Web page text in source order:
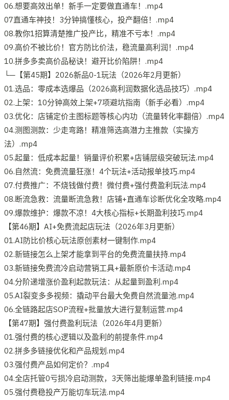
06.想要高效出单！新手一定要做直通车！.mp4
07直通车神技！3分钟搞懂核心，投产翻倍！.mp4
08.教你1招算清楚推广投产比，精准不亏本！.mp4
09.高价不被比价！官方防比价法，稳流量高利润！.mp4
10.拼多多卖高价品秘诀！避开比价陷阱！.mp4
└─【第45期】2026新品0-1玩法（2026年2月更新）
01.选品：零成本选爆品（2026高利润数据化选品技巧）.mp4
02.上架：10分钟高效上架+7项避坑指南（新手必看）.mp4
03.优化：店铺定价主图标题等核心内功（流量转化率翻倍）.mp4
04.测图测款：少走弯路！精准筛选高潜力主推款（实操方
法）.mp4
05.起量：低成本起量！销量评价积累+店铺层级突破玩法.mp4
06.自然流：免费流量狂涨！4个玩法+活动报单技巧.mp4
07.付费推广：不烧钱做付费！微付费+强付费盈利玩法.mp4
08.断流急救：流量断流急救！店铺+直通车诊断优化全攻略.mp4
09.爆款维护：爆款不凉！4大核心指标+长期盈利技巧.mp4
【第46期】AI+免费流起店玩法（2026年3月更新）
01.AI防比价核心玩法原创素材一键制作.mp4
02.新链接怎么上架才能拿到平台的免费流量扶持.mp4
03.新链接免费流冷启动营销工具+最新原价卡活动.mp4
04.分阶递增涨价盈利起款玩法：从起量到盈利.mp4
05.AI裂变多多视频：撬动平台最大免费自然流量池.mp4
06.全链路起店SOP流程+批量放大进行复制运营.mp4
【第47期】强付费盈利玩法（2026年4月更新）
01.强付费的核心逻辑以及盈利的前提条件.mp4
02.拼多多链接优化和产品规划.mp4
03.强付费产品如何定价？.mp4
04.全店托管0亏损冷启动测款，3天筛出能爆单盈利链接.mp4
05.强付费稳投产万能切车玩法.mp4